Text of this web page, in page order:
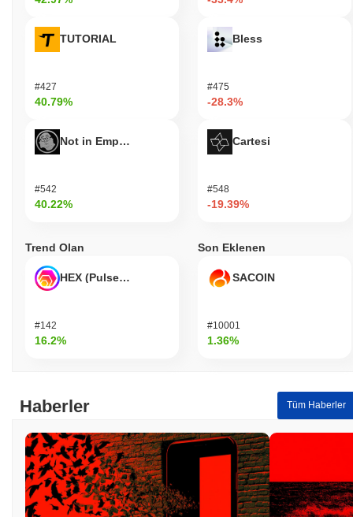
TUTORIAL
#427
40.79%
Not in Employment, Education, or Training
#542
40.22%
Bless
#475
-28.3%
Cartesi
#548
-19.39%
Trend Olan
HEX (Pulsechain)
#142
16.2%
Son Eklenen
SACOIN
#10001
1.36%
Haberler Tüm Haberler